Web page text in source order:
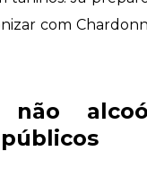
com
não